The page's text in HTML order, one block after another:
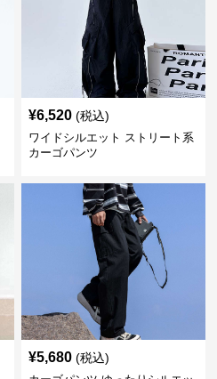
¥6,520 (税込)
ワイドシルエット ストリート系
カーゴパンツ
¥5,680 (税込)